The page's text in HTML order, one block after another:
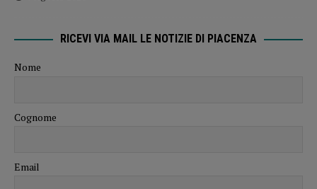
RICEVI VIA MAIL LE NOTIZIE DI PIACENZA
Nome
Cognome
Email